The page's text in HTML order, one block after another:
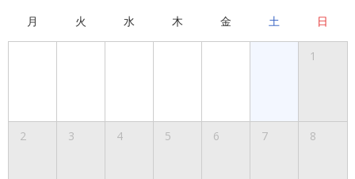
月 火 水 木 金 土 日
1
2 3 4 5 6 7 8